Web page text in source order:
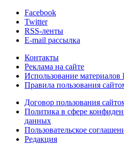
Facebook
Twitter
RSS-ленты
E-mail рассылка
Контакты
Реклама на сайте
Использование материалов
Правила пользования
Договор пользования
Политика в сфере
данных
Пользовательское
Редакция